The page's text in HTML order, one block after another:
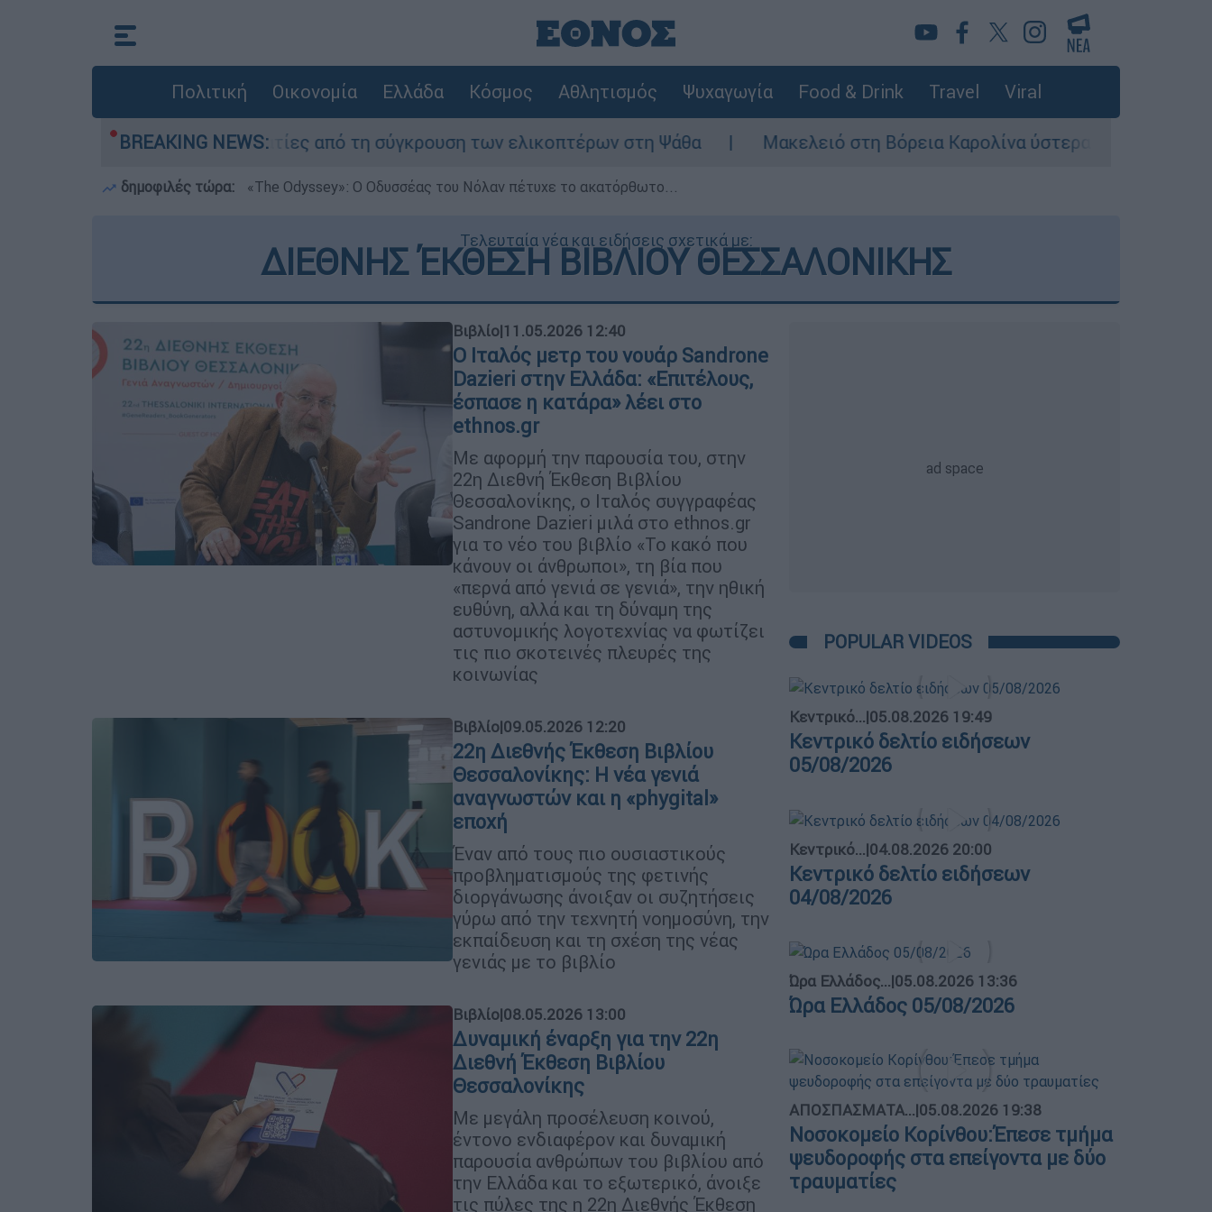
Πολιτική Οικονομία Ελλάδα Κόσμος Αθλητισμός Ψυχαγωγία Food & Drink Travel Viral
BREAKING NEWS:
οι δύο τραυματίες από τη σύγκρουση των ελικοπτέρων στη Ψάθα Μακελειό στη Βόρεια Καρολίνα ύστερα από πυροβολισμούς:
δημοφιλές τώρα: «Τhe Odyssey»: Ο Οδυσσέας του Νόλαν πέτυχε το ακατόρθωτο...
Τελευταία νέα και ειδήσεις σχετικά με:
ΔΙΕΘΝΗΣ ΈΚΘΕΣΗ ΒΙΒΛΙΟΥ ΘΕΣΣΑΛΟΝΙΚΗΣ
Βιβλίο|11.05.2026 12:40
Ο Ιταλός μετρ του νουάρ Sandrone
Dazieri στην Ελλάδα: «Επιτέλους,
έσπασε η κατάρα» λέει στο
ethnos.gr
Με αφορμή την παρουσία του, στην
22η Διεθνή Έκθεση Βιβλίου
Θεσσαλονίκης, ο Ιταλός συγγραφέας
Sandrone Dazieri μιλά στο ethnos.gr
για το νέο του βιβλίο «Το κακό που
κάνουν οι άνθρωποι», τη βία που
«περνά από γενιά σε γενιά», την ηθική
ευθύνη, αλλά και τη δύναμη της
αστυνομικής λογοτεχνίας να φωτίζει
τις πιο σκοτεινές πλευρές της
κοινωνίας
Βιβλίο|09.05.2026 12:20
22η Διεθνής Έκθεση Βιβλίου
Θεσσαλονίκης: Η νέα γενιά
αναγνωστών και η «phygital»
εποχή
Έναν από τους πιο ουσιαστικούς
προβληματισμούς της φετινής
διοργάνωσης άνοιξαν οι συζητήσεις
γύρω από την τεχνητή νοημοσύνη, την
εκπαίδευση και τη σχέση της νέας
γενιάς με το βιβλίο
Βιβλίο|08.05.2026 13:00
Δυναμική έναρξη για την 22η
Διεθνή Έκθεση Βιβλίου
Θεσσαλονίκης
Με μεγάλη προσέλευση κοινού,
έντονο ενδιαφέρον και δυναμική
παρουσία ανθρώπων του βιβλίου από
την Ελλάδα και το εξωτερικό, άνοιξε
τις πύλες της η 22η Διεθνής Έκθεση
POPULAR VIDEOS
Κεντρικό...|05.08.2026 19:49
Κεντρικό δελτίο ειδήσεων
05/08/2026
Κεντρικό...|04.08.2026 20:00
Κεντρικό δελτίο ειδήσεων
04/08/2026
Ώρα Ελλάδος...|05.08.2026 13:36
Ώρα Ελλάδος 05/08/2026
ΑΠΟΣΠΑΣΜΑΤΑ...|05.08.2026 19:38
Νοσοκομείο Κορίνθου:Έπεσε τμήμα
ψευδοροφής στα επείγοντα με δύο
τραυματίες